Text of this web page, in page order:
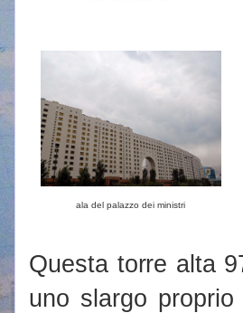
ala del palazzo dei ministri
Questa torre alta
uno slargo